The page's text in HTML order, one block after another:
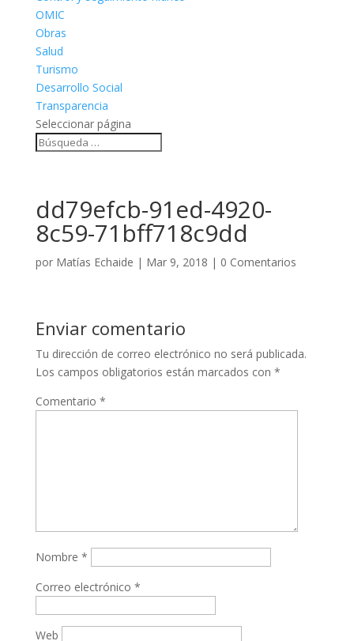
OMIC
Obras
Salud
Turismo
Desarrollo Social
Transparencia
Seleccionar página
dd79efcb-91ed-4920-
8c59-71bff718c9dd
por Matías Echaide | Mar 9, 2018 | 0 Comentarios
Enviar comentario
Tu dirección de correo electrónico no será publicada.
Los campos obligatorios están marcados con *
Comentario *
Nombre *
Correo electrónico *
Web